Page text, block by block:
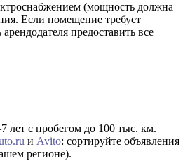
(мощность должна
Если помещение требует
предоставить все
лет с пробегом до 100 тыс. км.
и Avito: сортируйте объявления
регионе).